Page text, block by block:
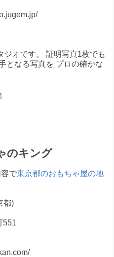
ジオです。 証明写真1枚でも
となる写真を プロの確かな
のキング
で東京都のおもちゃ屋の地
都)
551